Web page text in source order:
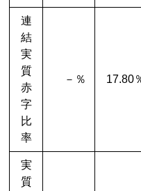
連
結
実
質
赤
字
比
率
－％ 17.80
実
質